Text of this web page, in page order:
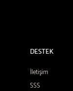
DESTEK
İletişim
SSS